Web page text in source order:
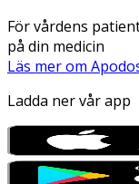
För vårdens
på din medicin
Läs mer om
Ladda ner vår app